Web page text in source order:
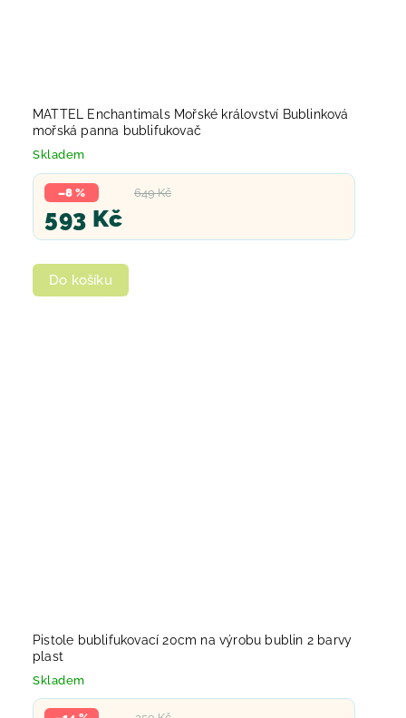
MATTEL Enchantimals Mořské království Bublinková
mořská panna bublifukovač
Skladem
649 Kč
–8 %
593 Kč
Do košíku
Pistole bublifukovací 20cm na výrobu bublin 2 barvy
plast
Skladem